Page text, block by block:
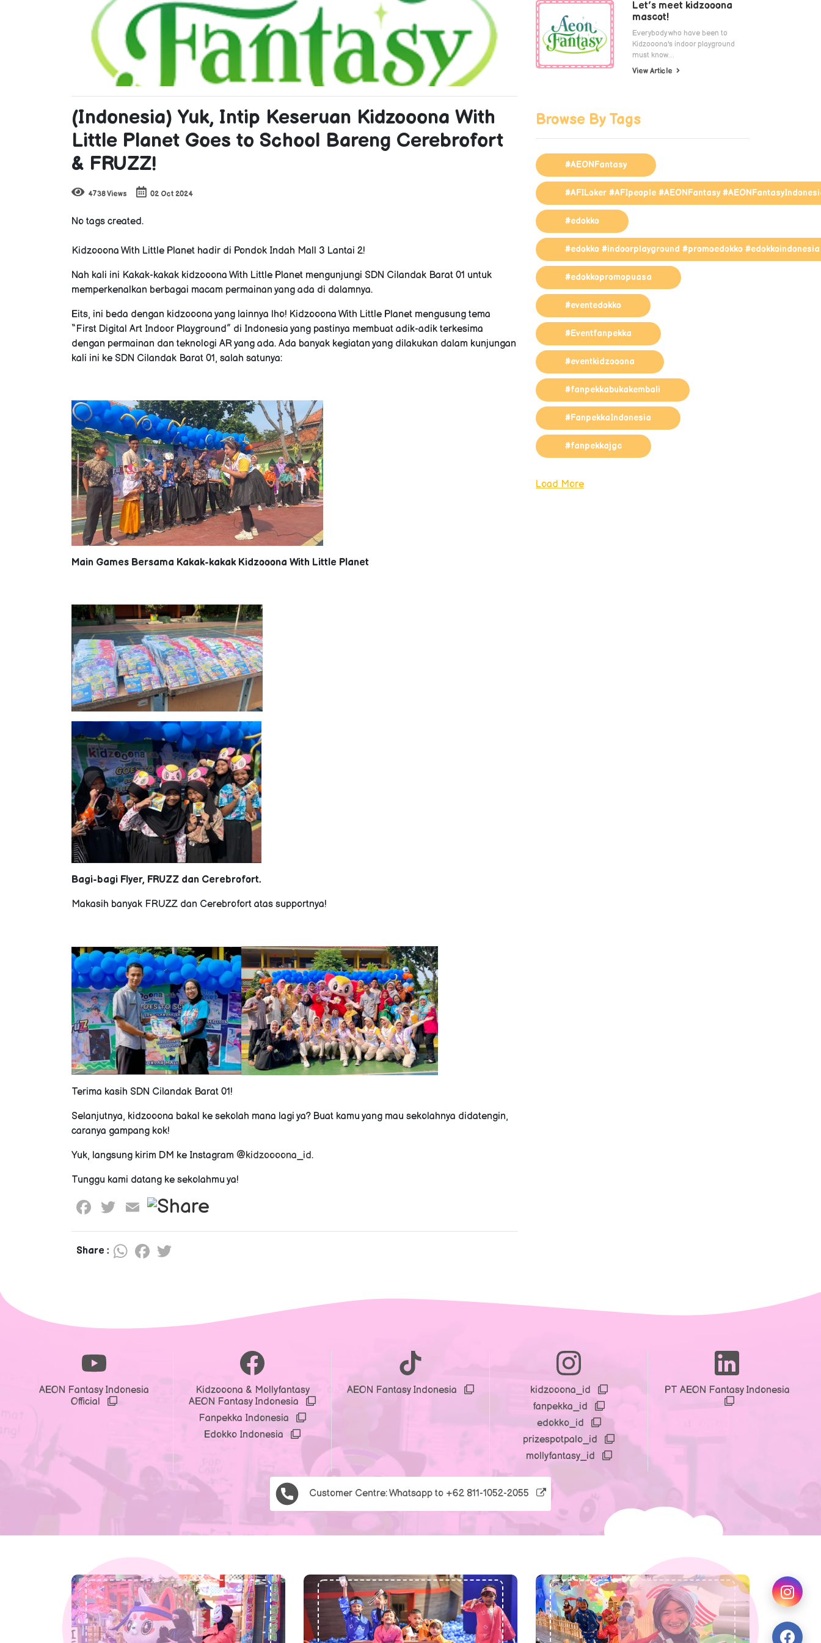
(Indonesia) Yuk, Intip Keseruan Kidzooona With
Little Planet Goes to School Bareng Cerebrofort
& FRUZZ!
4738 Views 02 Oct 2024
No tags created.
Kidzooona With Little Planet hadir di Pondok Indah Mall 3 Lantai 2!
Nah kali ini Kakak-kakak kidzooona With Little Planet mengunjungi SDN Cilandak Barat 01 untuk
memperkenalkan berbagai macam permainan yang ada di dalamnya.
Eits, ini beda dengan kidzooona yang lainnya lho! Kidzooona With Little Planet mengusung tema
“First Digital Art Indoor Playground” di Indonesia yang pastinya membuat adik-adik terkesima
dengan permainan dan teknologi AR yang ada. Ada banyak kegiatan yang dilakukan dalam kunjungan
kali ini ke SDN Cilandak Barat 01, salah satunya:
Main Games Bersama Kakak-kakak Kidzooona With Little Planet
Bagi-bagi Flyer, FRUZZ dan Cerebrofort.
Makasih banyak FRUZZ dan Cerebrofort atas supportnya!
Terima kasih SDN Cilandak Barat 01!
Selanjutnya, kidzooona bakal ke sekolah mana lagi ya? Buat kamu yang mau sekolahnya didatengin,
caranya gampang kok!
Yuk, langsung kirim DM ke Instagram @kidzoooona_id.
Tunggu kami datang ke sekolahmu ya!
Facebook
Twitter
Email
Share : WhatsAppFacebook
Let’s meet kidzooona
mascot!
Everybody who have been to
Kidzooona's indoor playground
must know…
View Article
Browse By Tags
#AEONFantasy
#AFILoker #AFIpeople #AEONFantasy
#edokko
#edokko #indoorplayground #promoedokko #edokkoindonesia
#edokkopromopuasa
#eventedokko
#Eventfanpekka
#eventkidzooona
#fanpekkabukakembali
#FanpekkaIndonesia
#fanpekkajgc
Load More
AEON Fantasy Indonesia
Official
Kidzooona & Mollyfantasy
AEON Fantasy Indonesia
Fanpekka Indonesia
Edokko Indonesia
AEON Fantasy Indonesia
kidzooona_id
fanpekka_id
edokko_id
prizespotpalo_id
mollyfantasy_id
PT AEON Fantasy Indonesia
Customer Centre: Whatsapp to +62 811-1052-2055
Previous Next